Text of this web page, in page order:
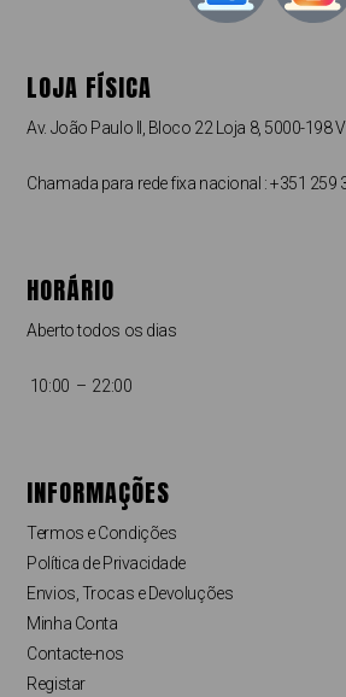
LOJA FÍSICA
Av. João Paulo II, Bloco 22 Loja 8, 5000-198
Chamada para rede fixa nacional : +351 259
HORÁRIO
Aberto todos os dias
10:00 – 22:00
INFORMAÇÕES
Termos e Condições
Política de Privacidade
Envios, Trocas e Devoluções
Minha Conta
Contacte-nos
Registar